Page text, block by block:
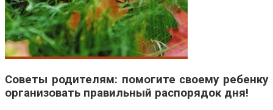
Советы родителям: помогите своему ребенку
организовать правильный распорядок дня!